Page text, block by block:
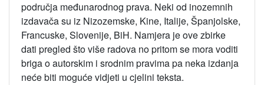
područja međunarodnog prava. Neki od inozemnih
izdavača su iz Nizozemske, Kine, Italije, Španjolske,
Francuske, Slovenije, BiH. Namjera je ove zbirke
dati pregled što više radova no pritom se mora voditi
briga o autorskim i srodnim pravima pa neka izdanja
neće biti moguće vidjeti u cjelini teksta.